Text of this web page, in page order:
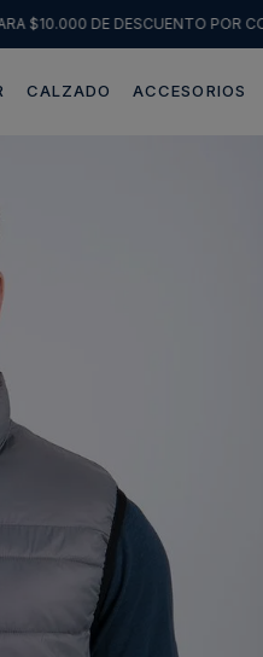
$10.000 DE DESCUENTO POR
CALZADO ACCESORIOS
7
chaqueta
poleron